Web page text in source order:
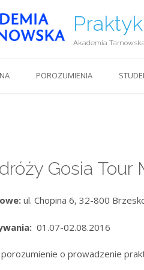
Akademia
POROZUMIENIA
Gosia Tour
ul. Chopina 6, 32-800
01.07-02.08.2016
porozumienie o prowadzenie